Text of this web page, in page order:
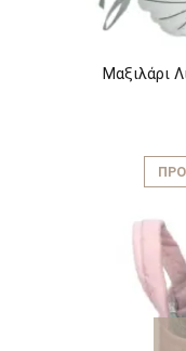
Μαξιλάρι